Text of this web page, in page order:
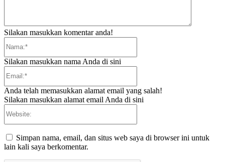
Silakan masukkan komentar anda!
Silakan masukkan nama Anda di sini
Anda telah memasukkan alamat email yang salah!
Silakan masukkan alamat email Anda di sini
Simpan nama, email, dan situs web saya di browser ini untuk
lain kali saya berkomentar.